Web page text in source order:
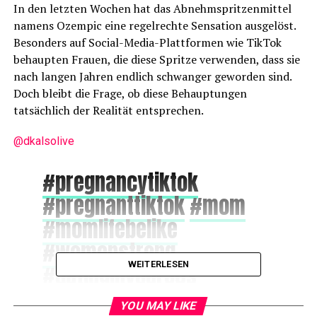
In den letzten Wochen hat das Abnehmspritzenmittel
namens Ozempic eine regelrechte Sensation ausgelöst.
Besonders auf Social-Media-Plattformen wie TikTok
behaupten Frauen, die diese Spritze verwenden, dass sie
nach langen Jahren endlich schwanger geworden sind.
Doch bleibt die Frage, ob diese Behauptungen
tatsächlich der Realität entsprechen.
@dkalsolive
#pregnancytiktok
#pregnanttiktok#mom
#momlifebelike
#womenstrong
#datinginyour30s
#babytok#glp1
WEITERLESEN
YOU MAY LIKE